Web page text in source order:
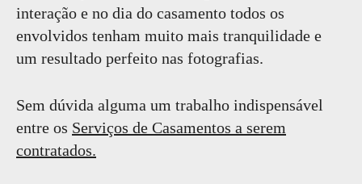
interação e no dia do casamento todos os
envolvidos tenham muito mais tranquilidade e
um resultado perfeito nas fotografias.
Sem dúvida alguma um trabalho indispensável
entre os Serviços de Casamentos a serem
contratados.